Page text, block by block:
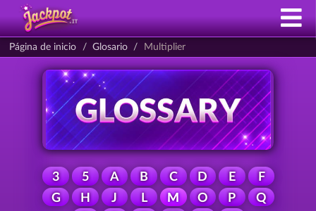
Página de inicio Glosario Multiplier
3 5 A B C D E
F
G
H J L M O P
Q